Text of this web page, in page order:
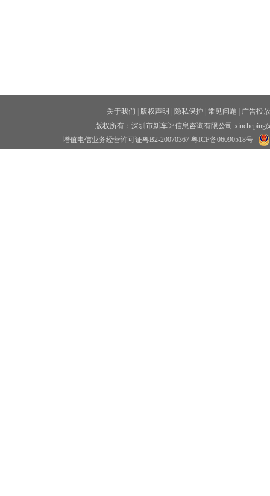
关于我们 版权声明 隐私保护 常见问题
广告投放
版权所有：深圳市新车评信息咨询有限公司
增值电信业务经营许可证粤B2-20070367 粤ICP备06090518号